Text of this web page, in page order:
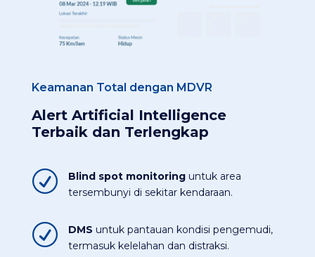
Keamanan Total dengan MDVR
Alert Artificial Intelligence
Terbaik dan Terlengkap
R Blind spot monitoringuntuk area
tersembunyi di sekitar kendaraan.​
R DMS untuk pantauan kondisi pengemudi,
termasuk kelelahan dan distraksi.​